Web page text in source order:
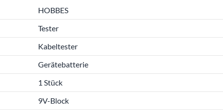
HOBBES
Tester
Kabeltester
Gerätebatterie
1 Stück
9V-Block